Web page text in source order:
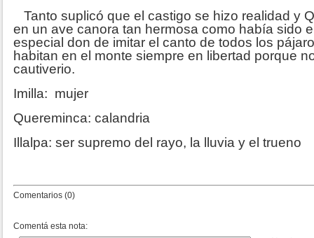
Tanto suplicó que el castigo se hizo realidad y
en un ave canora tan hermosa como había sido
especial don de imitar el canto de todos los
habitan en el monte siempre en libertad porque
cautiverio.
Imilla: mujer
Quereminca: calandria
Illalpa: ser supremo del rayo, la lluvia y el trueno
Comentarios (0)
Comentá esta nota: